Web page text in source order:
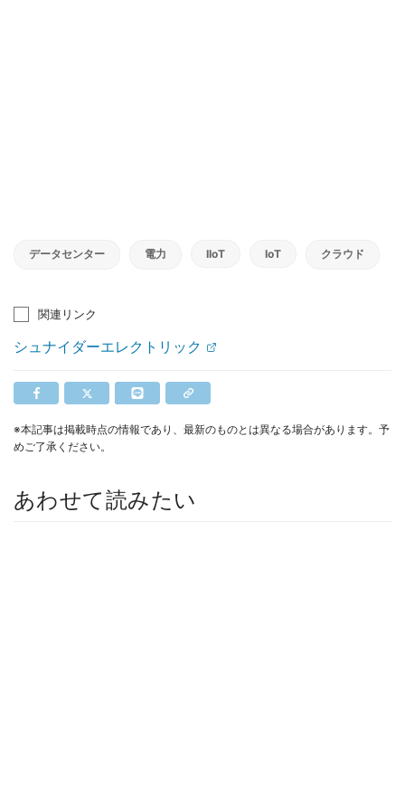
データセンター 電力 IIoT IoT クラウド
関連リンク
シュナイダーエレクトリック
※本記事は掲載時点の情報であり、最新のものとは異なる場合があります。予
めご了承ください。
あわせて読みたい